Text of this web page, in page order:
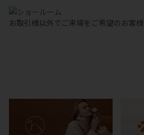
お取引様以外でご来場をご希望のお客